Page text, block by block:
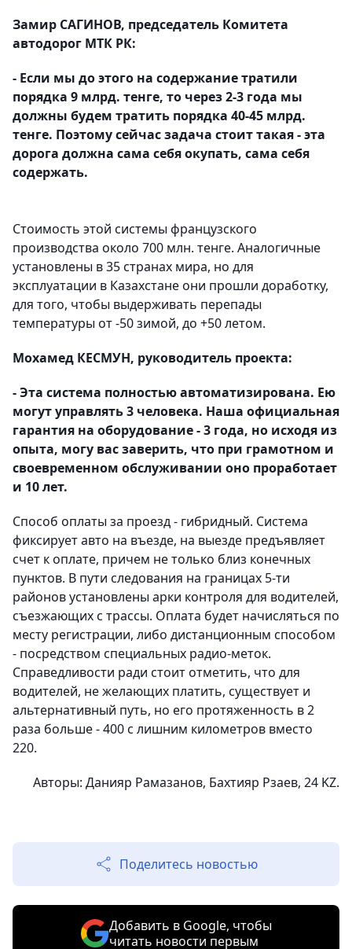
Замир САГИНОВ, председатель Комитета
автодорог МТК РК:
- Если мы до этого на содержание тратили
порядка 9 млрд. тенге, то через 2-3 года мы
должны будем тратить порядка 40-45 млрд.
тенге. Поэтому сейчас задача стоит такая - эта
дорога должна сама себя окупать, сама себя
содержать.
Стоимость этой системы французского
производства около 700 млн. тенге. Аналогичные
установлены в 35 странах мира, но для
эксплуатации в Казахстане они прошли доработку,
для того, чтобы выдерживать перепады
температуры от -50 зимой, до +50 летом.
Мохамед КЕСМУН, руководитель проекта:
- Эта система полностью автоматизирована. Ею
могут управлять 3 человека. Наша официальная
гарантия на оборудование - 3 года, но исходя из
опыта, могу вас заверить, что при грамотном и
своевременном обслуживании оно проработает
и 10 лет.
Способ оплаты за проезд - гибридный. Система
фиксирует авто на въезде, на выезде предъявляет
счет к оплате, причем не только близ конечных
пунктов. В пути следования на границах 5-ти
районов установлены арки контроля для водителей,
съезжающих с трассы. Оплата будет начисляться по
месту регистрации, либо дистанционным способом
- посредством специальных радио-меток.
Справедливости ради стоит отметить, что для
водителей, не желающих платить, существует и
альтернативный путь, но его протяженность в 2
раза больше - 400 с лишним километров вместо
220.
Авторы: Данияр Рамазанов, Бахтияр Рзаев, 24 KZ.
Поделитесь новостью
Добавить в Google, чтобы
читать новости первым